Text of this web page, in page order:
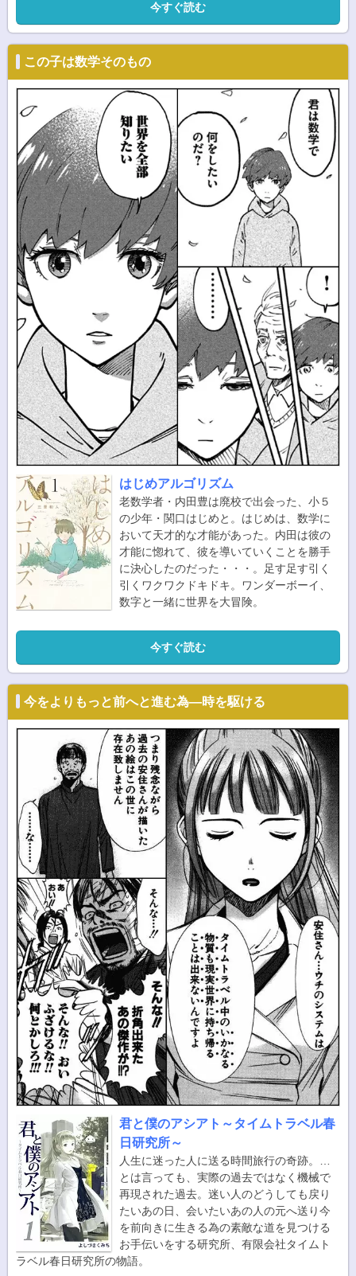
今すぐ読む
この子は数学そのもの
はじめアルゴリズム
老数学者・内田豊は廃校で出会った、小５
の少年・関口はじめと。はじめは、数学に
おいて天才的な才能があった。内田は彼の
才能に惚れて、彼を導いていくことを勝手
に決心したのだった・・・。足す足す引く
引くワクワクドキドキ。ワンダーボーイ、
数字と一緒に世界を大冒険。
今すぐ読む
今をよりもっと前へと進む為―時を駆ける
君と僕のアシアト～タイムトラベル春
日研究所～
人生に迷った人に送る時間旅行の奇跡。…
とは言っても、実際の過去ではなく機械で
再現された過去。迷い人のどうしても戻り
たいあの日、会いたいあの人の元へ送り今
を前向きに生きる為の素敵な道を見つける
お手伝いをする研究所、有限会社タイムト
ラベル春日研究所の物語。